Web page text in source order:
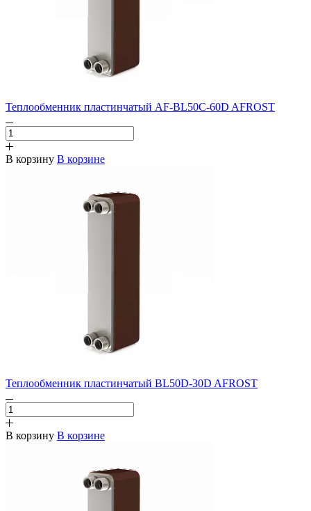
Теплообменник пластинчатый AF-BL50C-60D AFROST
В корзину В корзине
Теплообменник пластинчатый BL50D-30D AFROST
В корзину В корзине